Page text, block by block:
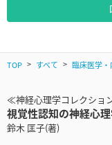
TOP すべて 臨床医学
≪神経心理学コレクショ
視覚性認知の神経心理
鈴木 匡子(著)